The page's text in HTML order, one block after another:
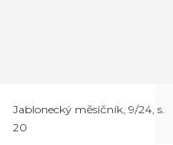
Jablonecký měsíčník, 9/24, s.
20